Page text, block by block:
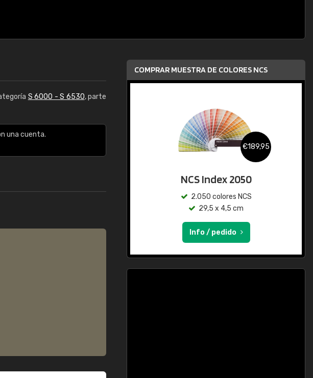
S 6000 - S 6530, parte
una cuenta.
COMPRAR MUESTRA DE COLORES NCS
€189,95
NCS Index 2050
2.050 colores NCS
29,5 x 4,5 cm
Info / pedido